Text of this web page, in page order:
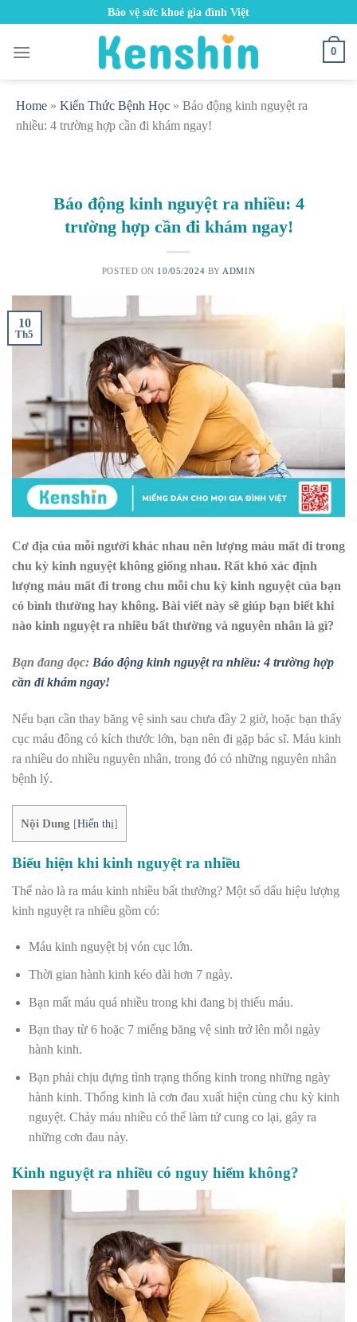
content
Bảo vệ sức khoẻ gia đình Việt
0
Home » Kiến Thức Bệnh Học » Báo động kinh nguyệt ra
nhiều: 4 trường hợp cần đi khám ngay!
Báo động kinh nguyệt ra nhiều: 4
trường hợp cần đi khám ngay!
POSTED ON 10/05/2024 BY ADMIN
10
Th5
Cơ địa của mỗi người khác nhau nên lượng máu mất đi trong
chu kỳ kinh nguyệt không giống nhau. Rất khó xác định
lượng máu mất đi trong chu mỗi chu kỳ kinh nguyệt của bạn
có bình thường hay không. Bài viết này sẽ giúp bạn biết khi
nào kinh nguyệt ra nhiều bất thường và nguyên nhân là gì?
Bạn đang đọc: Báo động kinh nguyệt ra nhiều: 4 trường hợp
cần đi khám ngay!
Nếu bạn cần thay băng vệ sinh sau chưa đầy 2 giờ, hoặc bạn thấy
cục máu đông có kích thước lớn, bạn nên đi gặp bác sĩ. Máu kinh
ra nhiều do nhiều nguyên nhân, trong đó có những nguyên nhân
bệnh lý.
Nội Dung [Hiển thị]
Biểu hiện khi kinh nguyệt ra nhiều
Thế nào là ra máu kinh nhiều bất thường? Một số dấu hiệu lượng
kinh nguyệt ra nhiều gồm có:
Máu kinh nguyệt bị vón cục lớn.
Thời gian hành kinh kéo dài hơn 7 ngày.
Bạn mất máu quá nhiều trong khi đang bị thiếu máu.
Bạn thay từ 6 hoặc 7 miếng băng vệ sinh trở lên mỗi ngày
hành kinh.
Bạn phải chịu đựng tình trạng thống kinh trong những ngày
hành kinh. Thống kinh là cơn đau xuất hiện cùng chu kỳ kinh
nguyệt. Chảy máu nhiều có thể làm tử cung co lại, gây ra
những cơn đau này.
Kinh nguyệt ra nhiều có nguy hiểm không?